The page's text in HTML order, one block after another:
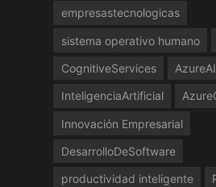
empresastecnologicas
sistema operativo humano
CognitiveServices AzureAI
InteligenciaArtificial
Innovación Empresarial
DesarrolloDeSoftware
productividad inteligente